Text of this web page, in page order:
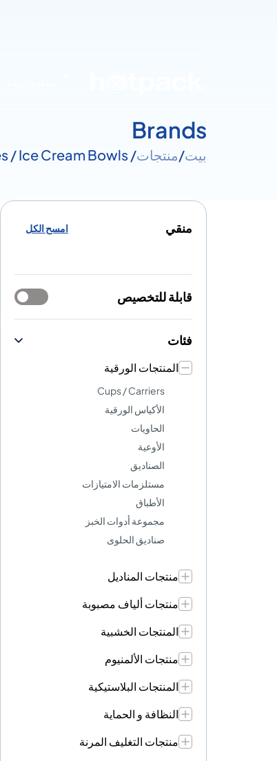
Brands
بيت/منتجات/ Product Types / Ice Cream Bowls
منقي امسح الكل
قابلة للتخصيص
فئات
المنتجات الورقية
Cups / Carriers
الأكياس الورقية
الحاويات
الأوعية
الصناديق
مستلزمات الامتيازات
الأطباق
مجموعة أدوات الخبز
صناديق الحلوى
منتجات المناديل
منتجات ألياف مصبوبة
المنتجات الخشبية
منتجات الألمنيوم
المنتجات البلاستيكية
النظافة و الحماية
منتجات التغليف المرنة